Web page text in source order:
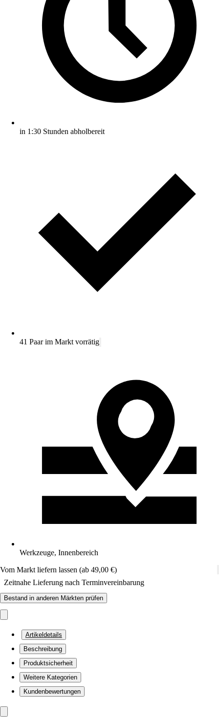
in 1:30 Stunden abholbereit
41 Paar im Markt vorrätig
Werkzeuge, Innenbereich
Vom Markt liefern lassen (ab 49,00 €)
Zeitnahe Lieferung nach Terminvereinbarung
Bestand in anderen Märkten prüfen
Artikeldetails
Beschreibung
Produktsicherheit
Weitere Kategorien
Kundenbewertungen